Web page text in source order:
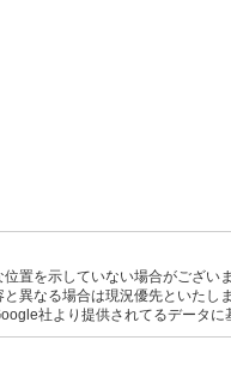
位置を示していない場合がござい
と異なる場合は現況優先といたし
社より提供されてるデータ